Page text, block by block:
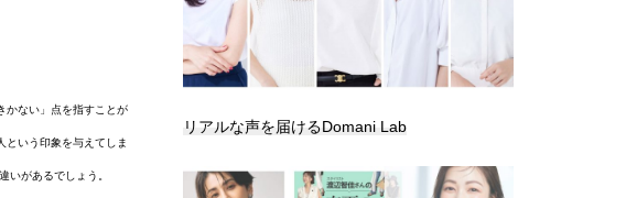
かない」点を指すことが
という印象を与えてしま
いがあるでしょう。
リアルな声を届けるDomani Lab